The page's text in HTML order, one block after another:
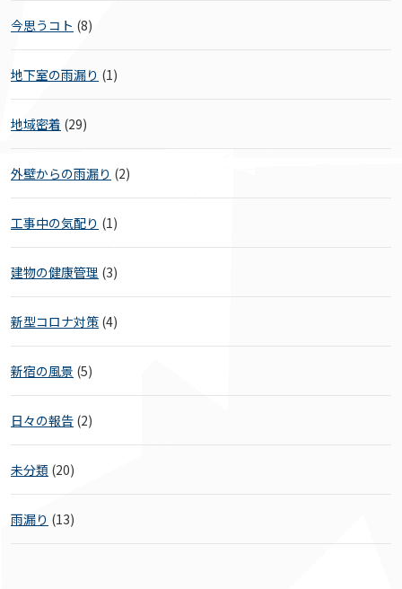
今思うコト (8)
地下室の雨漏り (1)
地域密着 (29)
外壁からの雨漏り (2)
工事中の気配り (1)
建物の健康管理 (3)
新型コロナ対策 (4)
新宿の風景 (5)
日々の報告 (2)
未分類 (20)
雨漏り (13)